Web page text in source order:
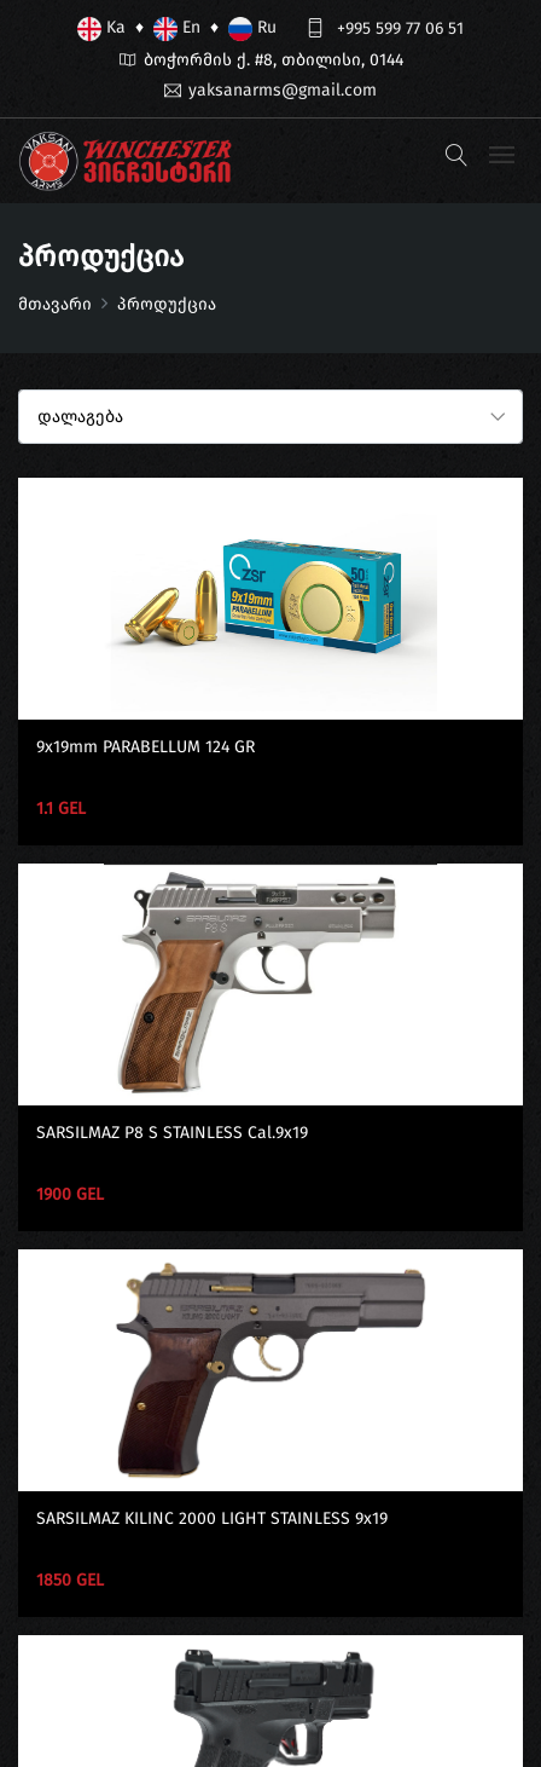
Ka ♦ En ♦ Ru
+995 599 77 06 51
ბოჭორმის ქ. #8, თბილისი, 0144
yaksanarms@gmail.com
Პროდუქცია
მთავარი პროდუქცია
9x19mm PARABELLUM 124 GR
1.1 GEL
SARSILMAZ P8 S STAINLESS Cal.9x19
1900 GEL
SARSILMAZ KILINC 2000 LIGHT STAINLESS 9x19
1850 GEL